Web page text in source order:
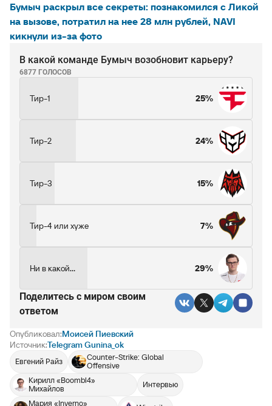
Бумыч раскрыл все секреты: познакомился с Ликой
на вызове, потратил на нее 28 млн рублей, NAVI
кикнули из-за фото
В какой команде Бумыч возобновит карьеру?
6877 ГОЛОСОВ
Тир-1 25%
Тир-2 24%
Тир-3 15%
Тир-4 или хуже 7%
Ни в какой... 29%
Поделитесь c миром своим
ответом
Опубликовал:Моисей Пиевский
Источник:Telegram Gunina_ok
Евгений Райз
Counter-Strike: Global
Offensive
Кирилл «Boombl4»
Михайлов
Интервью
Мария «Inverno»